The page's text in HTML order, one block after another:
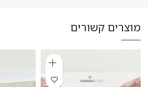
מוצרים קשורים